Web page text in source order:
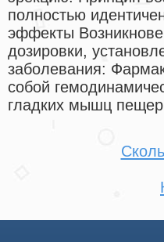
полностью
эффекты
дозировки,
заболевания:
собой
гладких мышц